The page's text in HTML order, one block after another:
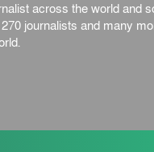
across the world and
journalists and many